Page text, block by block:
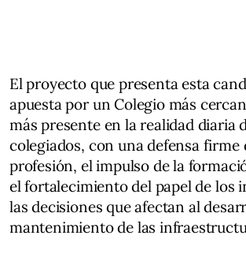
El proyecto que presenta esta
apuesta por un Colegio más
más presente en la realidad diaria
colegiados, con una defensa firme
profesión, el impulso de la
el fortalecimiento del papel de los
las decisiones que afectan al
mantenimiento de las